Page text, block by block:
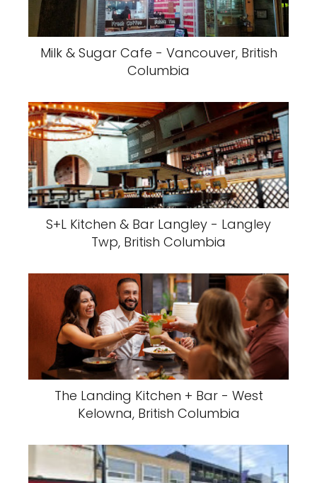
Milk & Sugar Cafe - Vancouver, British
Columbia
S+L Kitchen & Bar Langley - Langley
Twp, British Columbia
The Landing Kitchen + Bar - West
Kelowna, British Columbia